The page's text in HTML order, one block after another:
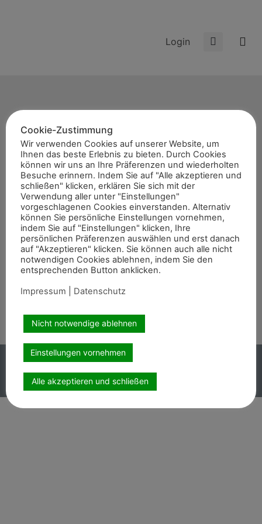
Login
Start
News
Themen
Termine
8er-Team
Abonnement
Kontakt
Wir sind auch auf
Copyright PEMAG 2026 – Alle Rechte vorbehalten.
Impressum | Datenschutz
Cookie-Zustimmung
Wir verwenden Cookies auf unserer Website, um
Ihnen das beste Erlebnis zu bieten. Durch Cookies
können wir uns an Ihre Präferenzen und wiederholten
Besuche erinnern. Indem Sie auf "Alle akzeptieren und
schließen" klicken, erklären Sie sich mit der
Verwendung aller unter "Einstellungen"
vorgeschlagenen Cookies einverstanden. Alternativ
können Sie persönliche Einstellungen vornehmen,
indem Sie auf "Einstellungen" klicken, Ihre
persönlichen Präferenzen auswählen und erst danach
auf "Akzeptieren" klicken. Sie können auch alle nicht
notwendigen Cookies ablehnen, indem Sie den
entsprechenden Button anklicken.
Impressum
Datenschutz
Nicht notwendige ablehnen
Einstellungen vornehmen
Alle akzeptieren und schließen